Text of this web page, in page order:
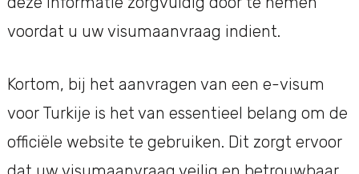
voordat u uw visumaanvraag indient.
Kortom, bij het aanvragen van een e-visum
voor Turkije is het van essentieel belang om de
officiële website te gebruiken. Dit zorgt ervoor